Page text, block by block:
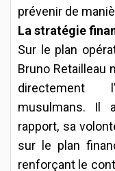
prévenir de
La stratégie
Sur le plan
Bruno Retailleau
directement
musulmans. Il
rapport, sa
sur le plan
renforçant le